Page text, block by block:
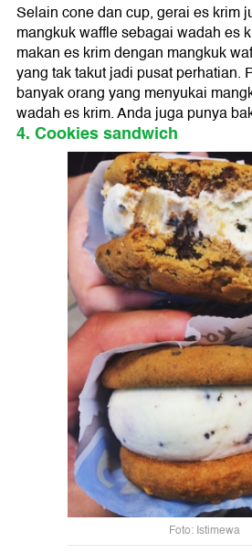
Selain cone dan cup, gerai es krim
mangkuk waffle sebagai wadah es
makan es krim dengan mangkuk
yang tak takut jadi pusat perhatian.
banyak orang yang menyukai
wadah es krim. Anda juga punya
4. Cookies sandwich
Foto: Istimewa